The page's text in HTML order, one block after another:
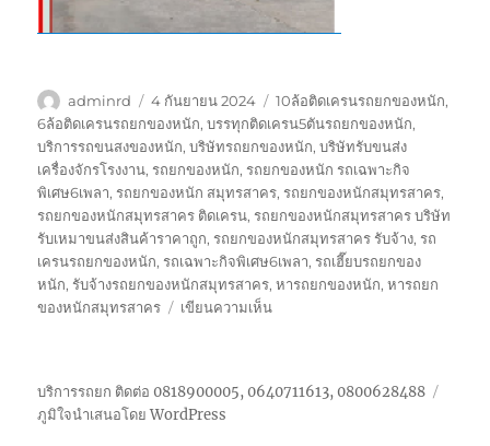
ผู้
เขียน
adminrd
เขียน
เมื่อ
4 กันยายน 2024
ป้าย
กำกับ
10ล้อติดเครนรถยกของหนัก,
6ล้อติดเครนรถยกของหนัก,บรรทุกติดเครน5ตันรถยกของหนัก,
บริการรถขนสงของหนัก,บริษัทรถยกของหนัก,บริษัทรับขนส่ง
เครื่องจักรโรงงาน,รถยกของหนัก,รถยกของหนัก รถเฉพาะกิจ
พิเศษ6เพลา,รถยกของหนัก สมุทรสาคร,รถยกของหนักสมุทรสาคร,
รถยกของหนักสมุทรสาคร ติดเครน,รถยกของหนักสมุทรสาคร บริษัท
รับเหมาขนส่งสินค้าราคาถูก,รถยกของหนักสมุทรสาคร รับจ้าง,รถ
เครนรถยกของหนัก,รถเฉพาะกิจพิเศษ6เพลา,รถเฮี๊ยบรถยกของ
หนัก,รับจ้างรถยกของหนักสมุทรสาคร,หารถยกของหนัก,หารถยก
ของหนักสมุทรสาคร
เขียนความเห็นบน
หนัก
บริการรถยก ติดต่อ 0818900005, 0640711613, 0800628488
ภูมิใจนำเสนอโดย WordPress